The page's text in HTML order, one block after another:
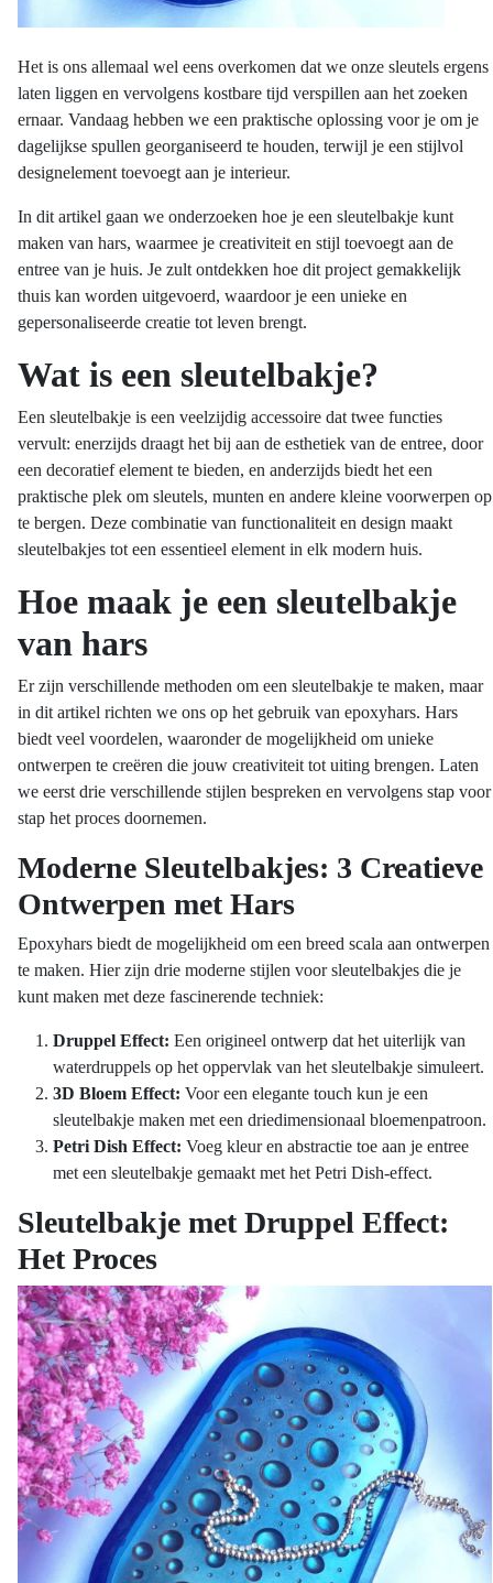
Het is ons allemaal wel eens overkomen dat we onze sleutels ergens
laten liggen en vervolgens kostbare tijd verspillen aan het zoeken
ernaar. Vandaag hebben we een praktische oplossing voor je om je
dagelijkse spullen georganiseerd te houden, terwijl je een stijlvol
designelement toevoegt aan je interieur.
In dit artikel gaan we onderzoeken hoe je een sleutelbakje kunt
maken van hars, waarmee je creativiteit en stijl toevoegt aan de
entree van je huis. Je zult ontdekken hoe dit project gemakkelijk
thuis kan worden uitgevoerd, waardoor je een unieke en
gepersonaliseerde creatie tot leven brengt.
Wat is een sleutelbakje?
Een sleutelbakje is een veelzijdig accessoire dat twee functies
vervult: enerzijds draagt het bij aan de esthetiek van de entree, door
een decoratief element te bieden, en anderzijds biedt het een
praktische plek om sleutels, munten en andere kleine voorwerpen op
te bergen. Deze combinatie van functionaliteit en design maakt
sleutelbakjes tot een essentieel element in elk modern huis.
Hoe maak je een sleutelbakje
van hars
Er zijn verschillende methoden om een sleutelbakje te maken, maar
in dit artikel richten we ons op het gebruik van epoxyhars. Hars
biedt veel voordelen, waaronder de mogelijkheid om unieke
ontwerpen te creëren die jouw creativiteit tot uiting brengen. Laten
we eerst drie verschillende stijlen bespreken en vervolgens stap voor
stap het proces doornemen.
Moderne Sleutelbakjes: 3 Creatieve
Ontwerpen met Hars
Epoxyhars biedt de mogelijkheid om een breed scala aan ontwerpen
te maken. Hier zijn drie moderne stijlen voor sleutelbakjes die je
kunt maken met deze fascinerende techniek:
Druppel Effect: Een origineel ontwerp dat het uiterlijk van
waterdruppels op het oppervlak van het sleutelbakje simuleert.
3D Bloem Effect: Voor een elegante touch kun je een
sleutelbakje maken met een driedimensionaal bloemenpatroon.
Petri Dish Effect: Voeg kleur en abstractie toe aan je entree
met een sleutelbakje gemaakt met het Petri Dish-effect.
Sleutelbakje met Druppel Effect:
Het Proces